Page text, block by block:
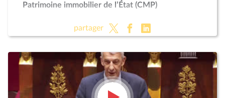
Patrimoine immobilier de l’État (CMP)
partager